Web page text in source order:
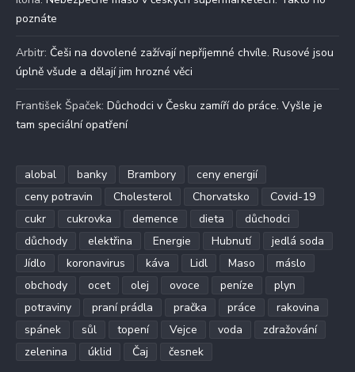
poznáte
Arbitr: Češi na dovolené zažívají nepříjemné chvíle. Rusové jsou
úplně všude a dělají jim hrozné věci
František Špaček: Důchodci v Česku zamíří do práce. Vyšle je
tam speciální opatření
alobal banky Brambory
ceny energií
ceny potravin
Cholesterol Chorvatsko
Covid-19
cukr
cukrovka demence dieta
důchodci
důchody
elektřina Energie Hubnutí
jedlá soda
Jídlo
koronavirus káva Lidl Maso
máslo
obchody
ocet olej ovoce peníze
plyn
potraviny
praní prádla pračka práce
rakovina
spánek
sůl topení Vejce voda
zdražování
zelenina
úklid Čaj česnek